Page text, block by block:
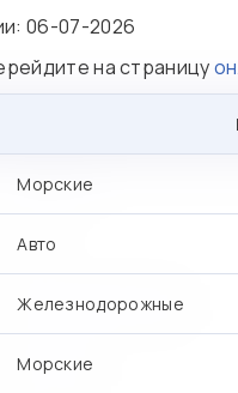
06-07-2026
на страницу
Морские
Авто
Железнодорожные
Морские